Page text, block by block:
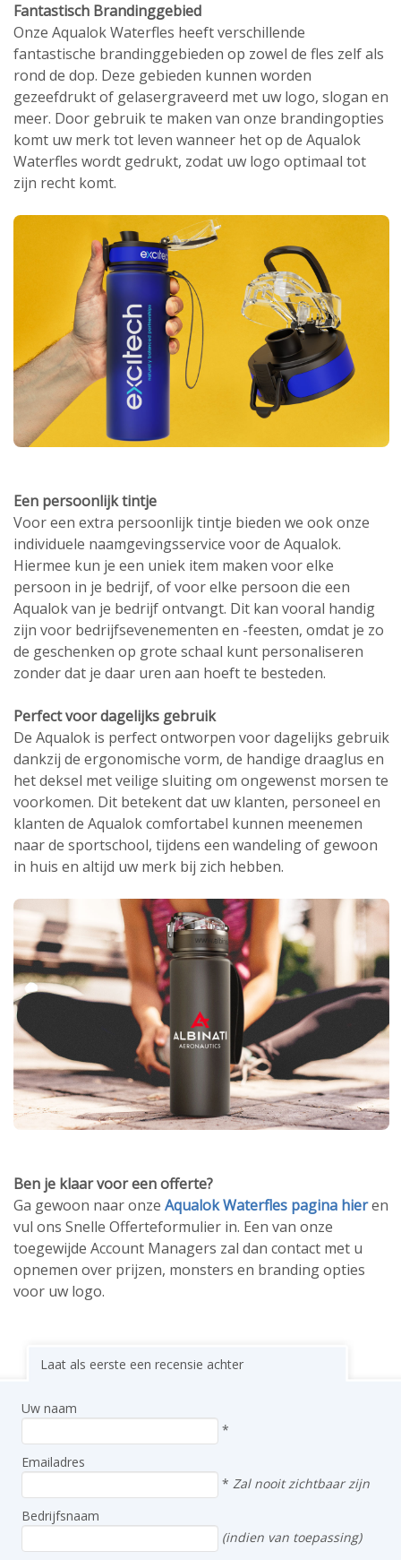
Fantastisch Brandinggebied
Onze Aqualok Waterfles heeft verschillende
fantastische brandinggebieden op zowel de fles zelf als
rond de dop. Deze gebieden kunnen worden
gezeefdrukt of gelasergraveerd met uw logo, slogan en
meer. Door gebruik te maken van onze brandingopties
komt uw merk tot leven wanneer het op de Aqualok
Waterfles wordt gedrukt, zodat uw logo optimaal tot
zijn recht komt.
Een persoonlijk tintje
Voor een extra persoonlijk tintje bieden we ook onze
individuele naamgevingsservice voor de Aqualok.
Hiermee kun je een uniek item maken voor elke
persoon in je bedrijf, of voor elke persoon die een
Aqualok van je bedrijf ontvangt. Dit kan vooral handig
zijn voor bedrijfsevenementen en -feesten, omdat je zo
de geschenken op grote schaal kunt personaliseren
zonder dat je daar uren aan hoeft te besteden.
Perfect voor dagelijks gebruik
De Aqualok is perfect ontworpen voor dagelijks gebruik
dankzij de ergonomische vorm, de handige draaglus en
het deksel met veilige sluiting om ongewenst morsen te
voorkomen. Dit betekent dat uw klanten, personeel en
klanten de Aqualok comfortabel kunnen meenemen
naar de sportschool, tijdens een wandeling of gewoon
in huis en altijd uw merk bij zich hebben.
Ben je klaar voor een offerte?
Ga gewoon naar onze Aqualok Waterfles pagina hieren
vul ons Snelle Offerteformulier in. Een van onze
toegewijde Account Managers zal dan contact met u
opnemen over prijzen, monsters en branding opties
voor uw logo.
Laat als eerste een recensie achter
Uw naam
*
Emailadres
* Zal nooit zichtbaar zijn
Bedrijfsnaam
(indien van toepassing)